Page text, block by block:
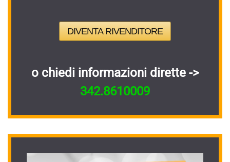
DIVENTA RIVENDITORE
o chiedi informazioni dirette ->
342.8610009